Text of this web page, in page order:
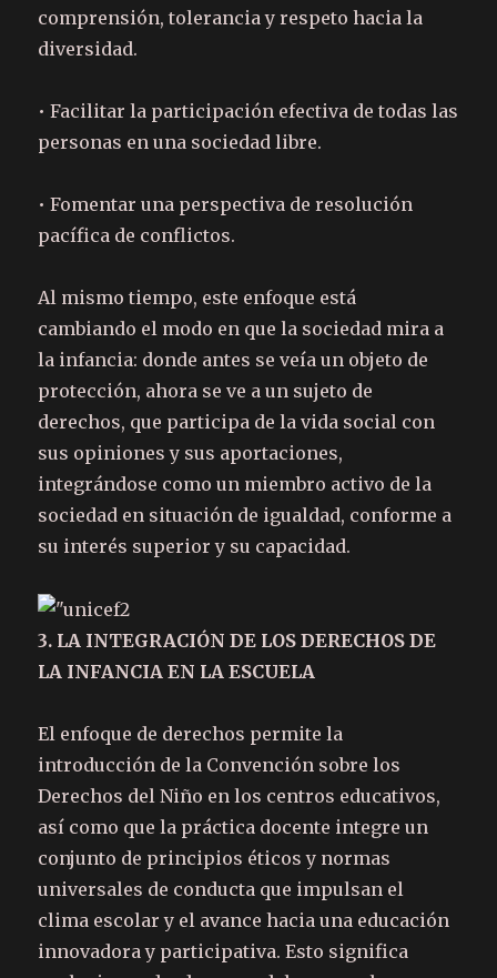
comprensión, tolerancia y respeto hacia la
diversidad.
• Facilitar la participación efectiva de todas las
personas en una sociedad libre.
• Fomentar una perspectiva de resolución
pacífica de conflictos.
Al mismo tiempo, este enfoque está
cambiando el modo en que la sociedad mira a
la infancia: donde antes se veía un objeto de
protección, ahora se ve a un sujeto de
derechos, que participa de la vida social con
sus opiniones y sus aportaciones,
integrándose como un miembro activo de la
sociedad en situación de igualdad, conforme a
su interés superior y su capacidad.
3. LA INTEGRACIÓN DE LOS DERECHOS DE
LA INFANCIA EN LA ESCUELA
El enfoque de derechos permite la
introducción de la Convención sobre los
Derechos del Niño en los centros educativos,
así como que la práctica docente integre un
conjunto de principios éticos y normas
universales de conducta que impulsan el
clima escolar y el avance hacia una educación
innovadora y participativa. Esto significa